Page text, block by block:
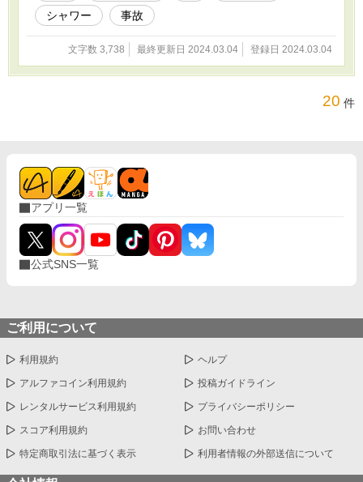
シャワー
事故
文字数 3,738 最終更新日 2024.03.04 登録日 2024.03.04
20 件
アプリ一覧
公式SNS一覧
ご利用について
利用規約 ヘルプ
アルファコイン利用規約 投稿ガイドライン
レンタルサービス利用規約 プライバシーポリシー
スコア利用規約 お問い合わせ
特定商取引法に基づく表示 利用者情報の外部送信について